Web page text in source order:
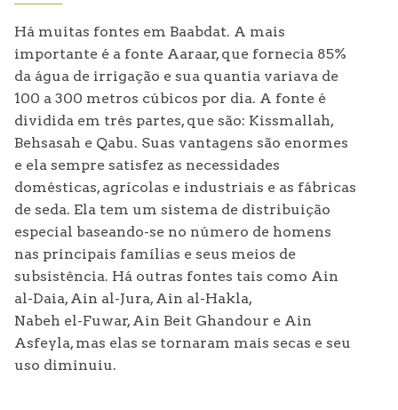
Há muitas fontes em Baabdat. A mais
importante é a fonte Aaraar, que fornecia 85%
da água de irrigação e sua quantia variava de
100 a 300 metros cúbicos por dia. A fonte é
dividida em três partes, que são: Kissmallah,
Behsasah e Qabu. Suas vantagens são enormes
e ela sempre satisfez as necessidades
domésticas, agrícolas e industriais e as fábricas
de seda. Ela tem um sistema de distribuição
especial baseando-se no número de homens
nas principais famílias e seus meios de
subsistência. Há outras fontes tais como Ain
al-Daia, Ain al-Jura, Ain al-Hakla,
Nabeh el-Fuwar, Ain Beit Ghandour e Ain
Asfeyla, mas elas se tornaram mais secas e seu
uso diminuiu.